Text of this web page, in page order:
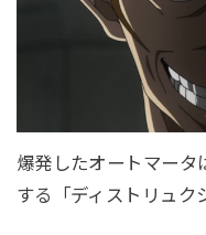
爆発したオートマータ
する「ディストリュク